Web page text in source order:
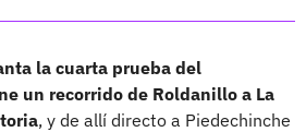
la cuarta prueba del
un recorrido de Roldanillo a La
, y de allí directo a Piedechinche